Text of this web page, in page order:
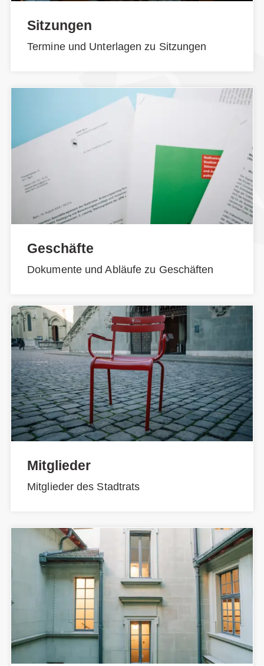
Sitzungen
Termine und Unterlagen zu Sitzungen
Geschäfte
Dokumente und Abläufe zu Geschäften
Mitglieder
Mitglieder des Stadtrats